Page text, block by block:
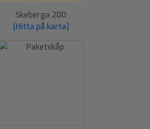
Skeberga 200
[Hitta på karta]